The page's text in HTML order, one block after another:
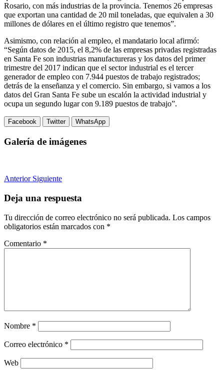
Rosario, con más industrias de la provincia. Tenemos 26 empresas
que exportan una cantidad de 20 mil toneladas, que equivalen a 30
millones de dólares en el último registro que tenemos”.
Asimismo, con relación al empleo, el mandatario local afirmó:
“Según datos de 2015, el 8,2% de las empresas privadas registradas
en Santa Fe son industrias manufactureras y los datos del primer
trimestre del 2017 indican que el sector industrial es el tercer
generador de empleo con 7.944 puestos de trabajo registrados;
detrás de la enseñanza y el comercio. Sin embargo, si vamos a los
datos del Gran Santa Fe sube un escalón la actividad industrial y
ocupa un segundo lugar con 9.189 puestos de trabajo”.
Facebook Twitter WhatsApp
Galería de imágenes
Anterior Siguiente
Deja una respuesta
Tu dirección de correo electrónico no será publicada. Los campos
obligatorios están marcados con *
Comentario *
Nombre *
Correo electrónico *
Web